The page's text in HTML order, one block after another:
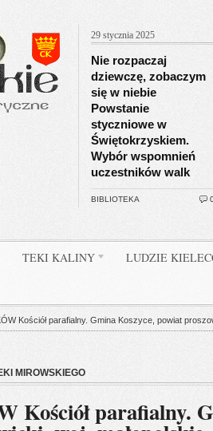
29 stycznia 2025
Nie rozpaczaj
dziewczę, zobaczym
się w niebie
Powstanie
styczniowe w
Świętokrzyskiem.
Wybór wspomnień
uczestników walk
BIBLIOTEKA
TEKI KALINY LUDZIE
Kościół parafialny. Gmina Koszyce, powiat
MIROWSKIEGO
Kościół parafialny.